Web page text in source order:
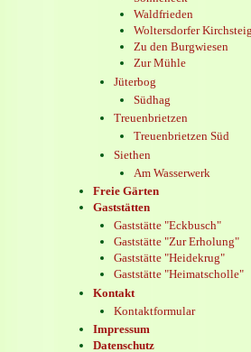
Waldfrieden
Woltersdorfer
Zu den Burgwiesen
Zur Mühle
Jüterbog
Südhag
Treuenbrietzen
Treuenbrietzen Süd
Siethen
Am Wasserwerk
Freie Gärten
Gaststätten
Gaststätte "Eckbusch"
Gaststätte "Zur Erholung"
Gaststätte "Heidekrug"
Gaststätte "Heimatscholle"
Kontakt
Kontaktformular
Impressum
Datenschutz